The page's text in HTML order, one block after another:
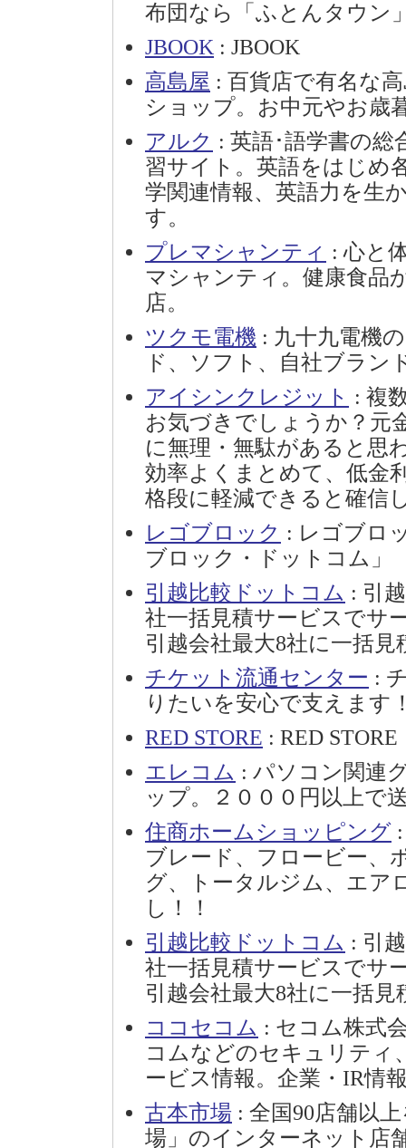
布団なら「ふとんタウン
JBOOK : JBOOK
高島屋 : 百貨店で有名な
ショップ。お中元やお歳
アルク : 英語･語学書の総
習サイト。英語をはじめ
学関連情報、英語力を生
す。
プレマシャンティ : 心と
マシャンティ。健康食品
店。
ツクモ電機 : 九十九電機
ド、ソフト、自社ブラン
アイシンクレジット : 複
お気づきでしょうか？元
に無理・無駄があると思
効率よくまとめて、低金
格段に軽減できると確信
レゴブロック : レゴブロ
ブロック・ドットコム」
引越比較ドットコム : 引
社一括見積サービスでサ
引越会社最大8社に一括
チケット流通センター :
りたいを安心で支えます
RED STORE : RED STORE
エレコム : パソコン関連
ップ。２０００円以上で
住商ホームショッピング
ブレード、フロービー、
グ、トータルジム、エア
し！！
引越比較ドットコム : 引
社一括見積サービスでサ
引越会社最大8社に一括
ココセコム : セコム株式
コムなどのセキュリティ
ービス情報。企業・IR情
古本市場 : 全国90店舗以
場」のインターネット店